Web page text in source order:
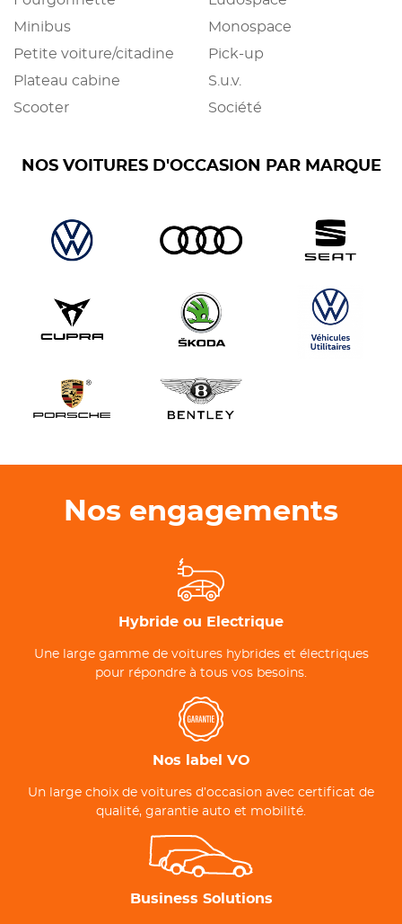
Minibus
Monospace
Petite voiture/citadine
Pick-up
Plateau cabine
S.u.v.
Scooter
Société
NOS VOITURES D'OCCASION PAR MARQUE
Nos engagements
Hybride ou Electrique
Une large gamme de voitures hybrides et électriques
pour répondre à tous vos besoins.
Nos label VO
Un large choix de voitures d’occasion avec certificat de
qualité, garantie auto et mobilité.
Business Solutions